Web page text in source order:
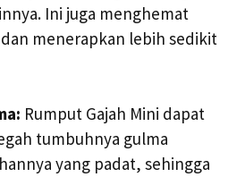
Ini juga menghemat
menerapkan lebih sedikit
Rumput Gajah Mini dapat
tumbuhnya gulma
yang padat, sehingga